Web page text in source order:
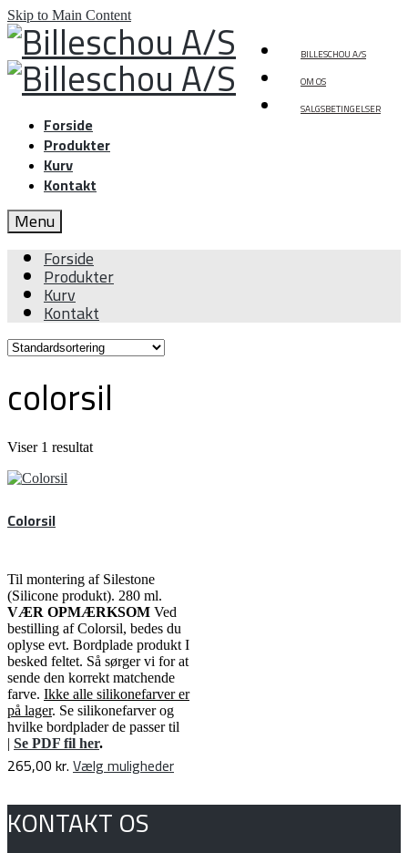
Skip to Main Content
BILLESCHOU A/S
OM OS
SALGSBETINGELSER
Forside
Produkter
Kurv
Kontakt
Menu
Forside
Produkter
Kurv
Kontakt
colorsil
Viser 1 resultat
Colorsil
Til montering af Silestone
(Silicone produkt). 280 ml.
VÆR OPMÆRKSOM Ved
bestilling af Colorsil, bedes du
oplyse evt. Bordplade produkt I
besked feltet. Så sørger vi for at
sende den korrekt matchende
farve. Ikke alle silikonefarver er
på lager. Se silikonefarver og
hvilke bordplader de passer til
| Se PDF fil her.
265,00kr.Vælg mulighedervare
flere
KONTAKT OS